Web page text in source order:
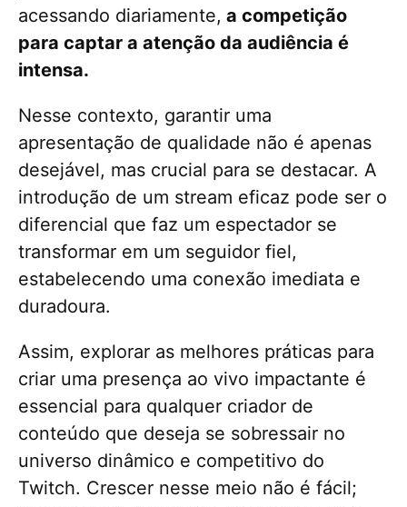
acessando diariamente, a competição
para captar a atenção da audiência é
intensa.
Nesse contexto, garantir uma
apresentação de qualidade não é apenas
desejável, mas crucial para se destacar. A
introdução de um stream eficaz pode ser o
diferencial que faz um espectador se
transformar em um seguidor fiel,
estabelecendo uma conexão imediata e
duradoura.
Assim, explorar as melhores práticas para
criar uma presença ao vivo impactante é
essencial para qualquer criador de
conteúdo que deseja se sobressair no
universo dinâmico e competitivo do
Twitch. Crescer nesse meio não é fácil;